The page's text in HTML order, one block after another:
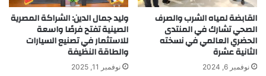
القابضة لمياه الشرب والصرف
الصحي تشارك في المنتدى
الحضري العالمي في نسخته
الثانية عشرة
نوفمبر 6, 2024
وليد جمال الدين: الشراكة المصرية
الصينية تفتح فرصًا واسعة
للاستثمار في تصنيع السيارات
والطاقة النظيفة
نوفمبر 11, 2025